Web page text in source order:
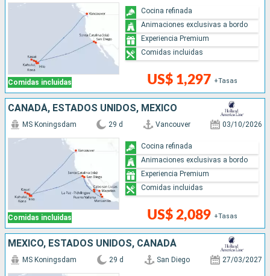
Comidas incluidas US$ 1,297 +Tasas
Cocina refinada
Animaciones exclusivas a bordo
Experiencia Premium
Comidas incluidas
CANADÁ, ESTADOS UNIDOS, MÉXICO
Comidas incluidas
MS Koningsdam 29 d Vancouver 03/10/2026
US$ 2,089 +Tasas
Cocina refinada
Animaciones exclusivas a bordo
Experiencia Premium
Comidas incluidas
MÉXICO, ESTADOS UNIDOS, CANADÁ
MS Koningsdam 29 d San Diego 27/03/2027